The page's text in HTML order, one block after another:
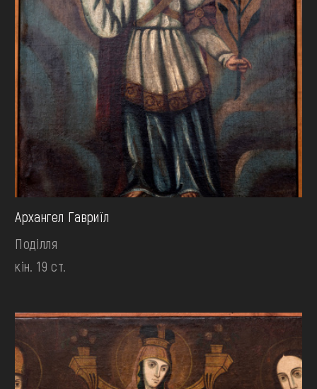
Архангел Гавриїл
Поділля
кін. 19 ст.